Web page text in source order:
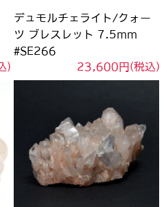
)
デュモルチェライト/クォー
ツ ブレスレット 7.5mm
#SE266
23,600円(税込)